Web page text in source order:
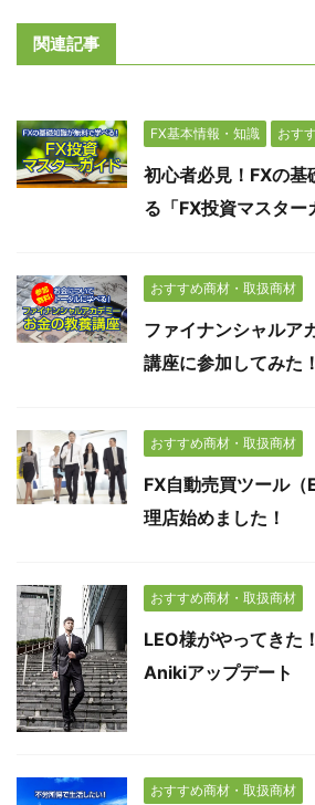
関連記事
FX基本情報・知識 おす
初心者必見！FXの基
る「FX投資マスター
おすすめ商材・取扱商材
ファイナンシャルア
講座に参加してみた！
おすすめ商材・取扱商材
FX自動売買ツール
理店始めました！
おすすめ商材・取扱商材
LEO様がやってきた
Anikiアップデート
おすすめ商材・取扱商材